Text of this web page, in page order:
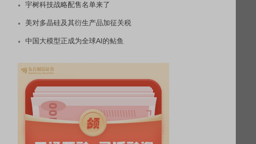
宇树科技战略配售名单来了
美对多晶硅及其衍生产品加征关税
中国大模型正成为全球AI的鲇鱼